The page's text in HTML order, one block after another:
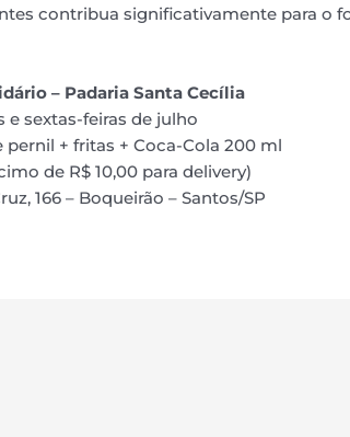
contribua significativamente para o
– Padaria Santa Cecília
e sextas-feiras de julho
pernil + fritas + Coca-Cola 200 ml
de R$ 10,00 para delivery)
166 – Boqueirão – Santos/SP